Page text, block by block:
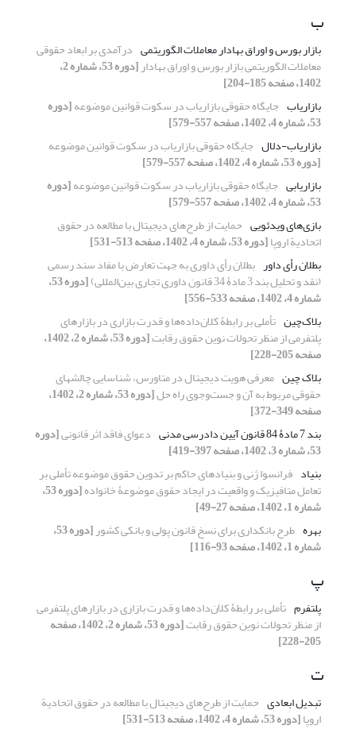
ب
بازار بورس و اوراق بهادار معاملات الگوریتمی درآمدی بر ابعاد حقوقی
معاملات الگوریتمی بازار بورس و اوراق ‏بهادار [دوره 53، شماره 2،
1402، صفحه 185-204]
بازاریاب جایگاه حقوقی بازاریاب در سکوت قوانین موضوعه[دوره
53، شماره 4، 1402، صفحه 557-579]
بازاریاب-دلال جایگاه حقوقی بازاریاب در سکوت قوانین موضوعه
[دوره 53، شماره 4، 1402، صفحه 557-579]
بازاریابی جایگاه حقوقی بازاریاب در سکوت قوانین موضوعه[دوره
53، شماره 4، 1402، صفحه 557-579]
بازی‌های ویدئویی حمایت از طرح‌های دیجیتال با مطالعه در حقوق
اتحادیة اروپا[دوره 53، شماره 4، 1402، صفحه 513-531]
بطلان رأی داور بطلان رأی داوری به جهت تعارض با مفاد سند رسمی
(نقد و تحلیل بند 3 مادۀ 34 قانون داوری تجاری بین‌المللی) [دوره 53،
شماره 4، 1402، صفحه 533-556]
بلاک‌چین تأملی بر رابطۀ کلان‌داده‌ها و قدرت بازاری در بازارهای
پلتفرمی از ‏منظر تحولات نوین حقوق رقابت [دوره 53، شماره 2، 1402،
صفحه 205-228]
بلاک ‎‎چین
معرفی هویت دیجیتال در متاورس، شناسایی چالش‎‎های
حقوقی مربوط ‏به آن و جست‌وجوی راه حل [دوره 53، شماره 2، 1402،
صفحه 349-372]
بند 7 مادۀ 84 قانون آیین دادرسی مدنی
دعوای فاقد اثر قانونی[دوره
53، شماره 3، 1402، صفحه 397-419]
بنیاد فرانسوا ژنی و بنیادهای حاکم بر تدوین حقوق موضوعه تأملی بر
تعامل متافیزیک و واقعیت در ایجاد حقوق موضوعۀ خانواده [دوره 53،
شماره 1، 1402، صفحه 27-49]
بهره طرح بانکداری برای نسخ قانون پولی و بانکی کشور [دوره 53،
شماره 1، 1402، صفحه 93-116]
پ
پلتفرم تأملی بر رابطۀ کلان‌داده‌ها و قدرت بازاری در بازارهای پلتفرمی
از ‏منظر تحولات نوین حقوق رقابت [دوره 53، شماره 2، 1402، صفحه
205-228]
ت
تبدیل ابعادی حمایت از طرح‌های دیجیتال با مطالعه در حقوق اتحادیة
اروپا[دوره 53، شماره 4، 1402، صفحه 513-531]